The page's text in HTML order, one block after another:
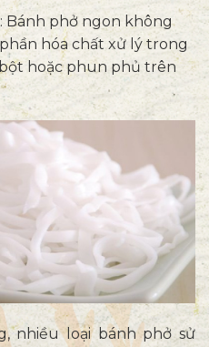
Bánh phở ngon không
hóa chất xử lý trong
hoặc phun phủ trên
nhiều loại bánh phở sử